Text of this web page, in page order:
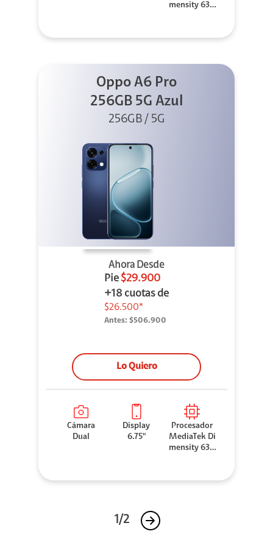
mensity 630
Oppo A6 Pro
256GB 5G Azul
256GB / 5G
Ahora Desde
Pie $29.900
+18 cuotas de
$26.500*
Antes: $506.900
Lo Quiero
Cámara
Dual
Display
6.75"
Procesador
MediaTek Di
mensity 630
1/2